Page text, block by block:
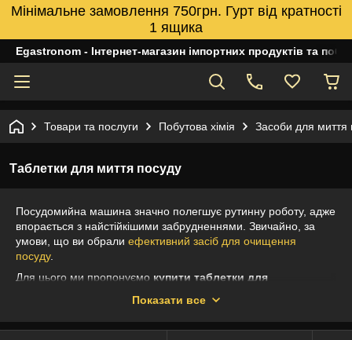
Мінімальне замовлення 750грн. Гурт від кратності
1 ящика
Egastronom - Інтернет-магазин імпортних продуктів та
Товари та послуги Побутова хімія Засоби для миття
Таблетки для миття посуду
Посудомийна машина значно полегшує рутинну роботу, адже
впорається з найстійкішими забрудненнями. Звичайно, за
умови, що ви обрали ефективний засіб для очищення
посуду.
Для цього ми пропонуємо купити таблетки для
лише про чистоту столових приборів та тарілок, а й
забезпечує належний догляд за кухонною технікою,
Показати все